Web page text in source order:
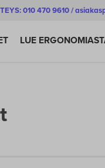
010 470 9610 /
LUE